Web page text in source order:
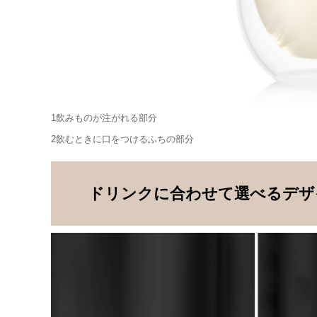
1飲みものが注がれる部分
2飲むときに口をつけるふちの部分
ドリンクに合わせて選べるデ